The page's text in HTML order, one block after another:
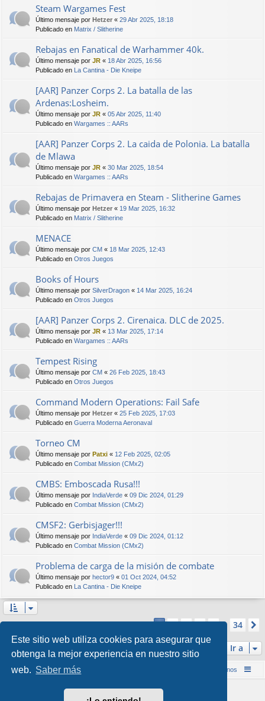
Este sitio web utiliza cookies para asegurar que
obtenga la mejor experiencia en nuestro sitio
web. Saber más
Steam Wargames Fest
Último mensaje por Hetzer « 29 Abr 2025, 18:18
Publicado en Matrix / Slitherine
Rebajas en Fanatical de Warhammer 40k.
Último mensaje por JR « 18 Abr 2025, 16:56
Publicado en La Cantina - Die Kneipe
[AAR] Panzer Corps 2. La batalla de las
Ardenas:Losheim.
Último mensaje por JR « 05 Abr 2025, 11:40
Publicado en Wargames :: AARs
[AAR] Panzer Corps 2. La caida de Polonia. La batalla
de Mlawa
Último mensaje por JR « 30 Mar 2025, 18:54
Publicado en Wargames :: AARs
Rebajas de Primavera en Steam - Slitherine Games
Último mensaje por Hetzer « 19 Mar 2025, 16:32
Publicado en Matrix / Slitherine
MENACE
Último mensaje por CM « 18 Mar 2025, 12:43
Publicado en Otros Juegos
Books of Hours
Último mensaje por SilverDragon « 14 Mar 2025, 16:24
Publicado en Otros Juegos
[AAR] Panzer Corps 2. Cirenaica. DLC de 2025.
Último mensaje por JR « 13 Mar 2025, 17:14
Publicado en Wargames :: AARs
Tempest Rising
Último mensaje por CM « 26 Feb 2025, 18:43
Publicado en Otros Juegos
Command Modern Operations: Fail Safe
Último mensaje por Hetzer « 25 Feb 2025, 17:03
Publicado en Guerra Moderna Aeronaval
Torneo CM
Último mensaje por Patxi « 12 Feb 2025, 02:05
Publicado en Combat Mission (CMx2)
CMBS: Emboscada Rusa!!!
Último mensaje por IndiaVerde « 09 Dic 2024, 01:29
Publicado en Combat Mission (CMx2)
CMSF2: Gerbisjager!!!
Último mensaje por IndiaVerde « 09 Dic 2024, 01:12
Publicado en Combat Mission (CMx2)
Problema de carga de la misión de combate
Último mensaje por hector9 « 01 Oct 2024, 04:52
Publicado en La Cantina - Die Kneipe
Página1de34
1 2 3 4 5 … 34
Ir a
Inicio (Web) Foro Punta de Lanza Wargames Contáctenos
Desarrollado porphpBB® Forum Software © phpBB Limited